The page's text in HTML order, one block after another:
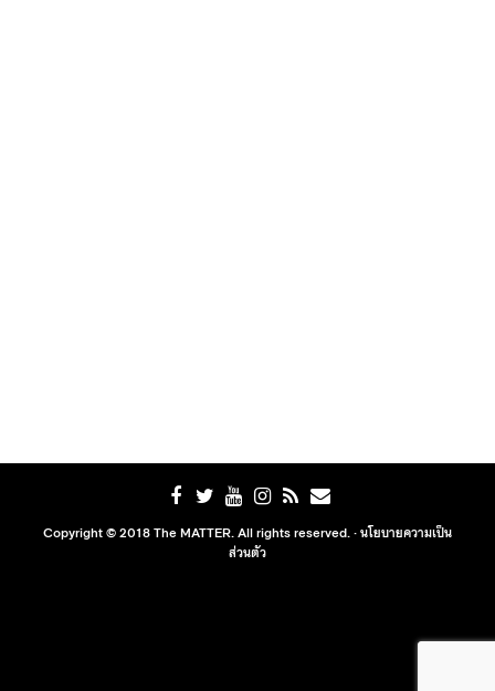
Copyright © 2018 The MATTER. All rights reserved. ·นโยบายความเป็น
ส่วนตัว